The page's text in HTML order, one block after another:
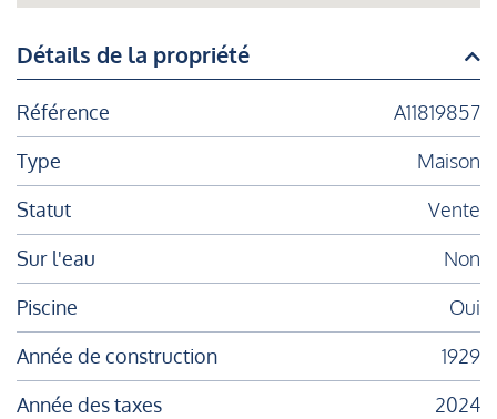
Détails de la propriété
Référence
A11819857
Type
Maison
Statut
Vente
Sur l'eau
Non
Piscine
Oui
Année de construction
1929
Année des taxes
2024